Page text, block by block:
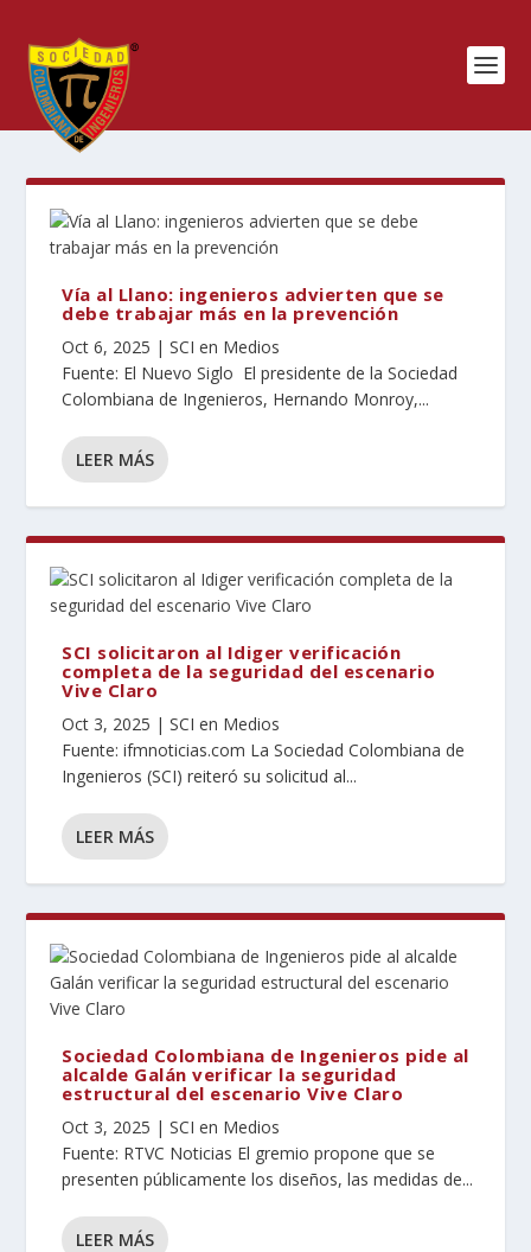
Vía al Llano: ingenieros advierten que se
debe trabajar más en la prevención
Oct 6, 2025 |SCI en Medios
Fuente: El Nuevo Siglo El presidente de la Sociedad
Colombiana de Ingenieros, Hernando Monroy,...
LEER MÁS
SCI solicitaron al Idiger verificación
completa de la seguridad del escenario
Vive Claro
Oct 3, 2025 |SCI en Medios
Fuente: ifmnoticias.com La Sociedad Colombiana de
Ingenieros (SCI) reiteró su solicitud al...
LEER MÁS
Sociedad Colombiana de Ingenieros pide al
alcalde Galán verificar la seguridad
estructural del escenario Vive Claro
Oct 3, 2025 |SCI en Medios
Fuente: RTVC Noticias El gremio propone que se
presenten públicamente los diseños, las medidas de...
LEER MÁS